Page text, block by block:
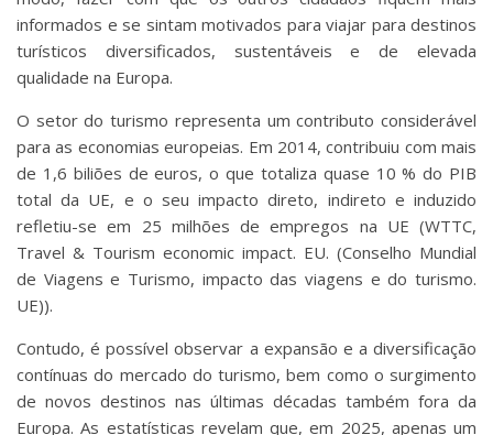
informados e se sintam motivados para viajar para destinos
turísticos diversificados, sustentáveis e de elevada
qualidade na Europa.
O setor do turismo representa um contributo considerável
para as economias europeias. Em 2014, contribuiu com mais
de 1,6 biliões de euros, o que totaliza quase 10 % do PIB
total da UE, e o seu impacto direto, indireto e induzido
refletiu-se em 25 milhões de empregos na UE (WTTC,
Travel & Tourism economic impact. EU. (Conselho Mundial
de Viagens e Turismo, impacto das viagens e do turismo.
UE)).
Contudo, é possível observar a expansão e a diversificação
contínuas do mercado do turismo, bem como o surgimento
de novos destinos nas últimas décadas também fora da
Europa. As estatísticas revelam que, em 2025, apenas um